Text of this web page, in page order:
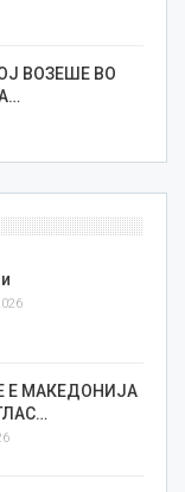
ВОЗЕШЕ ВО
Е МАКЕДОНИЈА